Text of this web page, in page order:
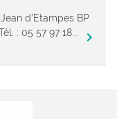
d’Etampes BP
: 05 57 97 18...
chevron_right